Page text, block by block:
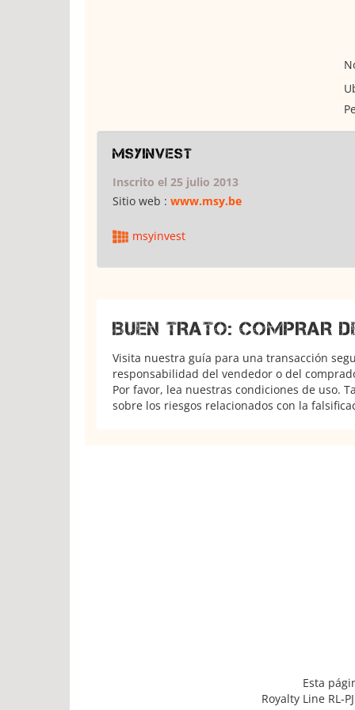
msyinvest
Inscrito el 25 julio 2013
Sitio web : www.msy.be
msyinvest
BUEN TRATO: COMPRAR
Visita nuestra guía para una transacción
responsabilidad del vendedor o del
Por favor, lea nuestras condiciones de uso.
sobre los riesgos relacionados con la
Esta
Royalty Line RL-